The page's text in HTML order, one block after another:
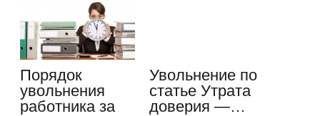
Порядок
увольнения
работника за
Увольнение по
статье Утрата
доверия —…